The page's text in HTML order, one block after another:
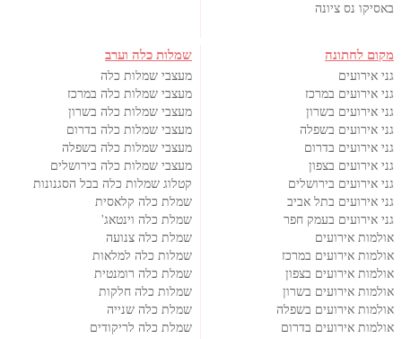
באסיקו נס ציונה
מקום לחתונה
גני אירועים
גני אירועים במרכז
גני אירועים בשרון
גני אירועים בשפלה
גני אירועים בדרום
גני אירועים בצפון
גני אירועים בירושלים
גני אירועים בתל אביב
גני אירועים בעמק חפר
אולמות אירועים
אולמות אירועים במרכז
אולמות אירועים בצפון
אולמות אירועים בשרון
אולמות אירועים בשפלה
אולמות אירועים בדרום
שמלות כלה וערב
מעצבי שמלות כלה
מעצבי שמלות כלה במרכז
מעצבי שמלות כלה בשרון
מעצבי שמלות כלה בדרום
מעצבי שמלות כלה בשפלה
מעצבי שמלות כלה בירושלים
קטלוג שמלות כלה בכל הסגנונות
שמלת כלה קלאסית
שמלת כלה וינטאג'
שמלת כלה צנועה
שמלות כלה למלאות
שמלת כלה רומנטית
שמלות כלה חלקות
שמלת כלה שנייה
שמלת כלה לריקודים